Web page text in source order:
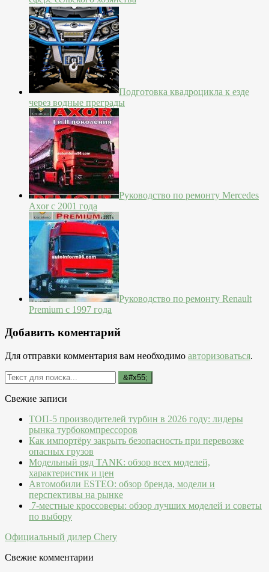
Подготовка квадроцикла к езде
через водные преграды
Руководство по ремонту Mercedes
Axor с 2001 года
Руководство по ремонту Renault
Premium с 1997 года
Добавить коментарий
Для отправки комментария вам необходимо авторизоваться.
Свежие записи
ТОП-5 производителей турбин в 2026 году: лидеры
рынка турбокомпрессоров
Как импортёру закрыть безопасность при перевозке
опасных грузов
Модельный ряд TANK: обзор всех моделей,
характеристик и цен
Автомобили ESTEO: обзор бренда, модели и
перспективы на рынке
7-местные кроссоверы: обзор лучших моделей и советы
по выбору
Официальный дилер Chery
Свежие комментарии